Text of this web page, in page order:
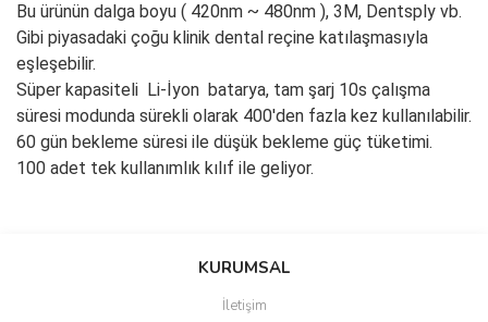
Bu ürünün dalga boyu ( 420nm ~ 480nm ), 3M, Dentsply vb.
Gibi piyasadaki çoğu klinik dental reçine katılaşmasıyla
eşleşebilir.
Süper kapasiteli Li-İyon batarya, tam şarj 10s çalışma
süresi modunda sürekli olarak 400'den fazla kez kullanılabilir.
60 gün bekleme süresi ile düşük bekleme güç tüketimi.
100 adet tek kullanımlık kılıf ile geliyor.
Bu ürüne ilk yorumu siz yapın!
KURUMSAL
İletişim